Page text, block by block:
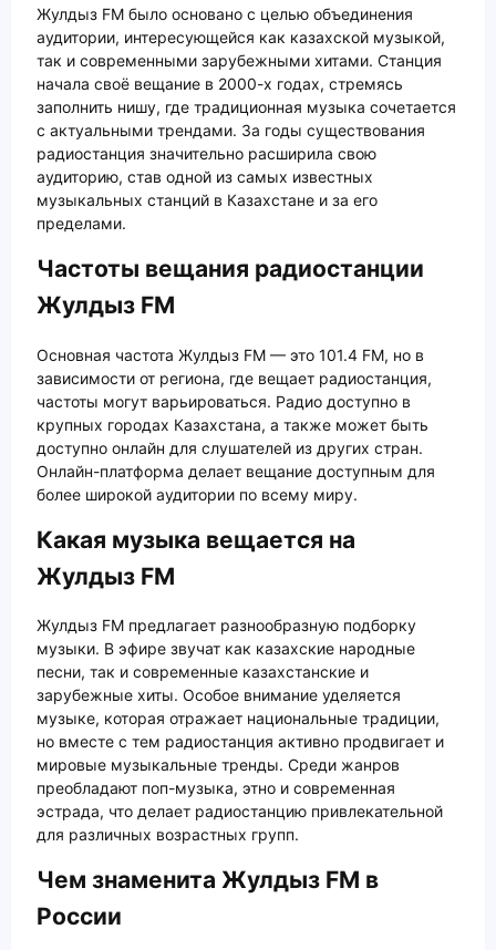
Жулдыз FM было основано с целью объединения
аудитории, интересующейся как казахской музыкой,
так и современными зарубежными хитами. Станция
начала своё вещание в 2000-х годах, стремясь
заполнить нишу, где традиционная музыка сочетается
с актуальными трендами. За годы существования
радиостанция значительно расширила свою
аудиторию, став одной из самых известных
музыкальных станций в Казахстане и за его
пределами.
Частоты вещания радиостанции
Жулдыз FM
Основная частота Жулдыз FM — это 101.4 FM, но в
зависимости от региона, где вещает радиостанция,
частоты могут варьироваться. Радио доступно в
крупных городах Казахстана, а также может быть
доступно онлайн для слушателей из других стран.
Онлайн-платформа делает вещание доступным для
более широкой аудитории по всему миру.
Какая музыка вещается на
Жулдыз FM
Жулдыз FM предлагает разнообразную подборку
музыки. В эфире звучат как казахские народные
песни, так и современные казахстанские и
зарубежные хиты. Особое внимание уделяется
музыке, которая отражает национальные традиции,
но вместе с тем радиостанция активно продвигает и
мировые музыкальные тренды. Среди жанров
преобладают поп-музыка, этно и современная
эстрада, что делает радиостанцию привлекательной
для различных возрастных групп.
Чем знаменита Жулдыз FM в
России